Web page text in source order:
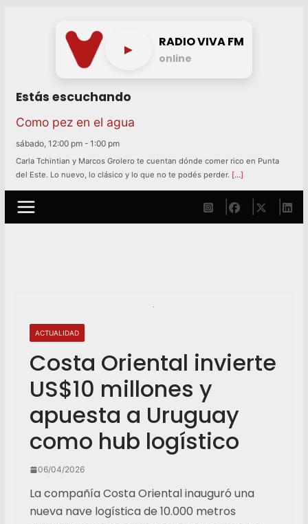
► RADIO VIVA FM
online
Estás escuchando
Como pez en el agua
sábado, 12:00 pm - 1:00 pm
Carla Tchintian y Marcos Grolero te cuentan dónde comer rico en Punta
del Este. Lo nuevo, lo clásico y lo que no te podés perder. […]
ACTUALIDAD
Costa Oriental invierte
US$10 millones y
apuesta a Uruguay
como hub logístico
06/04/2026
La compañía Costa Oriental inauguró una
nueva nave logística de 10.000 metros